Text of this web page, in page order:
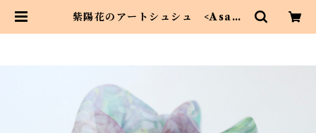
紫陽花のアートシュシュ <Asahi